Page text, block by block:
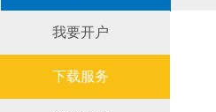
我要开户
下载服务